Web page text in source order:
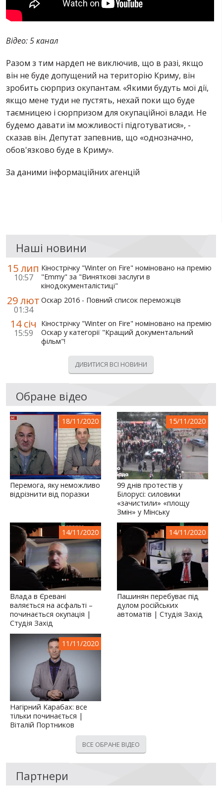
Відео: 5 канал
Разом з тим нардеп не виключив, що в разі, якщо
він не буде допущений на територію Криму, він
зробить сюрприз окупантам. «Якими будуть мої дії,
якщо мене туди не пустять, нехай поки що буде
таємницею і сюрпризом для окупаційної влади. Не
будемо давати їм можливості підготуватися», -
сказав він. Депутат запевнив, що «однозначно,
обов'язково буде в Криму».
За даними інформаційних агенцій
Наші новини
15 лип
10:57
Кінострічку "Winter on Fire" номіновано на премію
"Emmy" за "Виняткові заслуги в
кінодокументалістиці"
29 лют
01:34
Оскар 2016 - Повний список переможців
14 січ
15:59
Кінострічку "Winter on Fire" номіновано на премію
Оскар у категорії "Кращий документальний
фільм"!
ДИВИТИСЯ ВСІ НОВИНИ
Обране відео
18/11/2020
Перемога, яку неможливо
відрізнити від поразки
15/11/2020
99 днів протестів у
Білорусі: силовики
«зачистили» «площу
Змін» у Мінську
14/11/2020
Влада в Єревані
валяється на асфальті –
починається окупація |
Студія Захід
14/11/2020
Пашинян перебуває під
дулом російських
автоматів | Студія Захід
11/11/2020
Нагірний Карабах: все
тільки починається |
Віталій Портников
ВСЕ ОБРАНЕ ВІДЕО
Партнери